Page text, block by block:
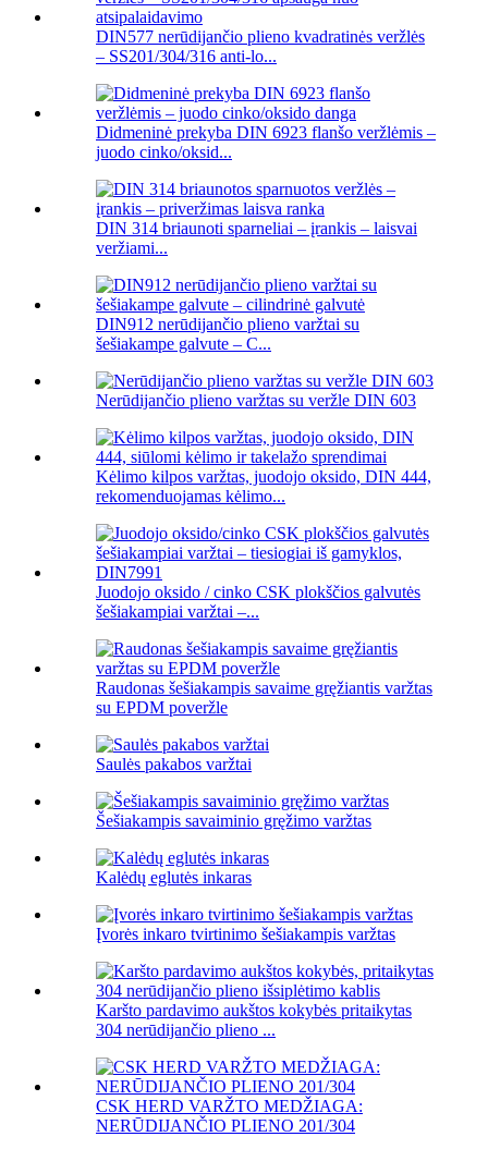
DIN577 nerūdijančio plieno kvadratinės veržlės
– SS201/304/316 anti-lo...
Didmeninė prekyba DIN 6923 flanšo veržlėmis –
juodo cinko/oksid...
DIN 314 briaunoti sparneliai – įrankis – laisvai
veržiami...
DIN912 nerūdijančio plieno varžtai su
šešiakampe galvute – C...
Nerūdijančio plieno varžtas su veržle DIN 603
Kėlimo kilpos varžtas, juodojo oksido, DIN 444,
rekomenduojamas kėlimo...
Juodojo oksido / cinko CSK plokščios galvutės
šešiakampiai varžtai –...
Raudonas šešiakampis savaime gręžiantis varžtas
su EPDM poveržle
Saulės pakabos varžtai
Šešiakampis savaiminio gręžimo varžtas
Kalėdų eglutės inkaras
Įvorės inkaro tvirtinimo šešiakampis varžtas
Karšto pardavimo aukštos kokybės pritaikytas
304 nerūdijančio plieno ...
CSK HERD VARŽTO MEDŽIAGA:
NERŪDIJANČIO PLIENO 201/304